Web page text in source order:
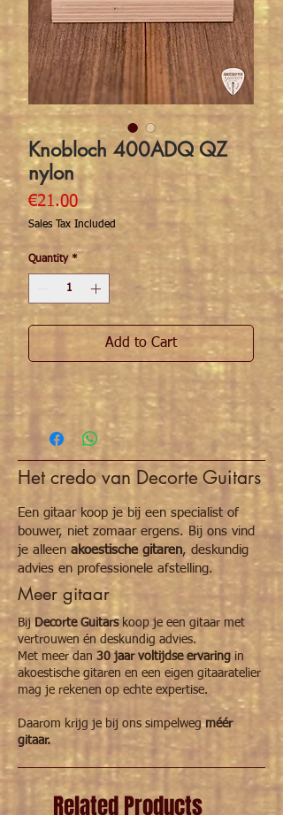
Knobloch 400ADQ QZ
nylon
€21.00Price
Sales Tax Included
Quantity *
Add to Cart
Het credo van Decorte Guitars
Een gitaar koop je bij een specialist of
bouwer, niet zomaar ergens. Bij ons vind
je alleen akoestische gitaren, deskundig
advies en professionele afstelling.
Meer gitaar
Bij Decorte Guitarskoop je een gitaar met
vertrouwen én deskundig advies.
Met meer dan 30 jaar voltijdse ervaring in
akoestische gitaren en een eigen gitaaratelier
mag je rekenen op echte expertise.
Daarom krijg je bij ons simpelwegméér
gitaar.
Related Products